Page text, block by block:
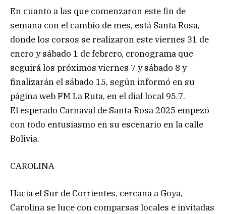
En cuanto a las que comenzaron este fin de
semana con el cambio de mes, está Santa Rosa,
donde los corsos se realizaron este viernes 31 de
enero y sábado 1 de febrero, cronograma que
seguirá los próximos viernes 7 y sábado 8 y
finalizarán el sábado 15, según informó en su
página web FM La Ruta, en el dial local 95.7.
El esperado Carnaval de Santa Rosa 2025 empezó
con todo entusiasmo en su escenario en la calle
Bolivia.
CAROLINA
Hacia el Sur de Corrientes, cercana a Goya,
Carolina se luce con comparsas locales e invitadas